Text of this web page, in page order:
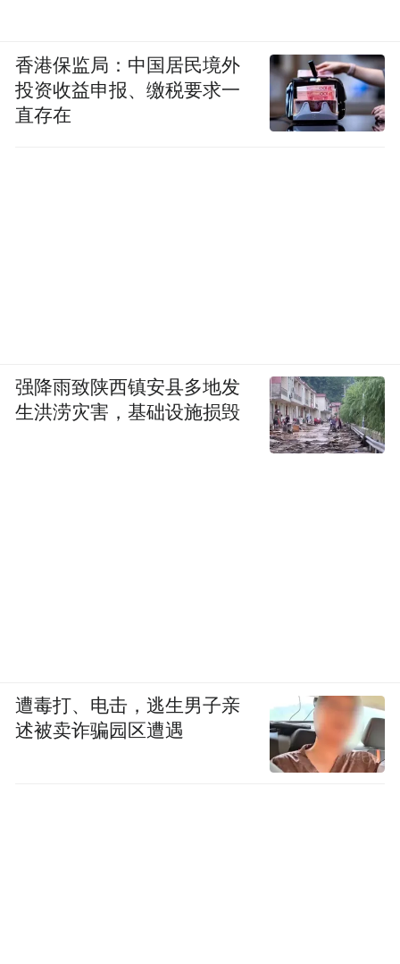
香港保监局：中国居民境外
投资收益申报、缴税要求一
直存在
强降雨致陕西镇安县多地发
生洪涝灾害，基础设施损毁
遭毒打、电击，逃生男子亲
述被卖诈骗园区遭遇